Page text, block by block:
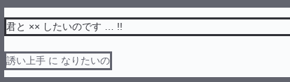
君と ×× したいのです … !!
誘い上手 に なりたいの